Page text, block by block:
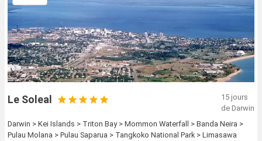
Le Soleal
15 jours
de Darwin
Darwin > Kei Islands > Triton Bay > Mommon Waterfall > Banda Neira >
Pulau Molana > Pulau Saparua > Tangkoko National Park > Limasawa